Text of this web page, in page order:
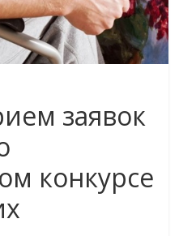
заявок
конкурсе